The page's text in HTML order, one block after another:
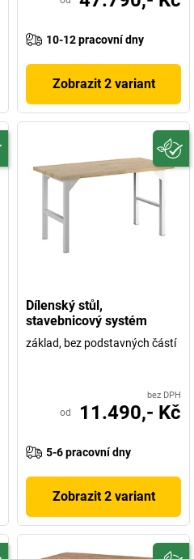
10-12 pracovní dny
Zobrazit 2 variant
Dílenský stůl,
stavebnicový systém
základ, bez podstavných částí
bez DPH
od 11.490,- Kč
5-6 pracovní dny
Zobrazit 2 variant